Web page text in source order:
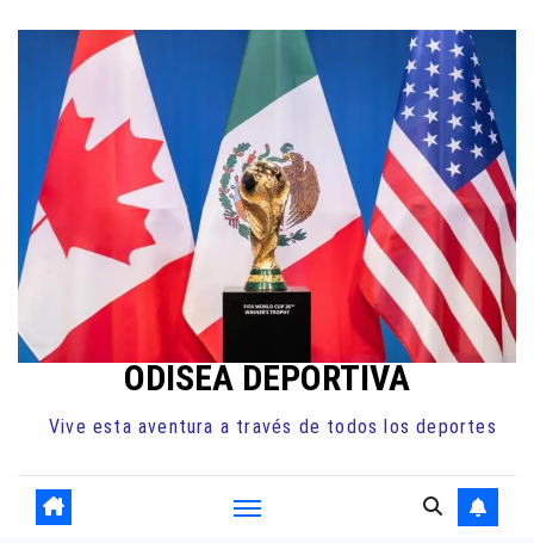
contenido
ODISEA DEPORTIVA
Vive esta aventura a través de todos los deportes